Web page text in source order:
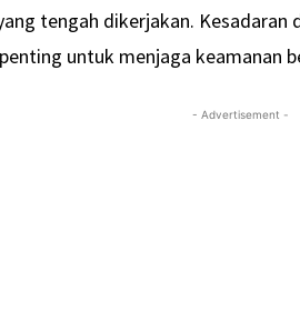
tengah dikerjakan. Kesadaran
untuk menjaga keamanan
- Advertisement -